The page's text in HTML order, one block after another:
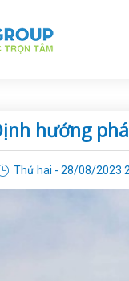
hướng
Thứ hai - 28/08/2023